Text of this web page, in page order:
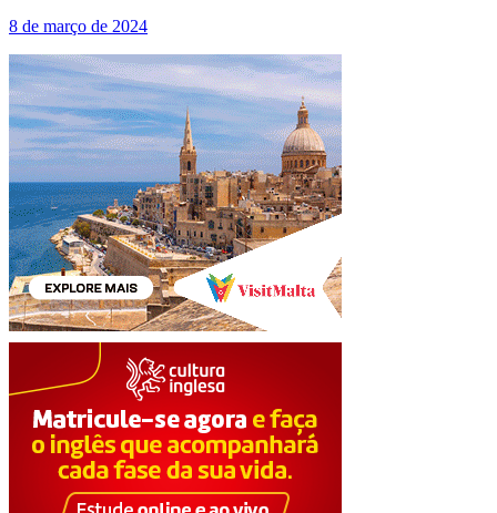
8 de março de 2024